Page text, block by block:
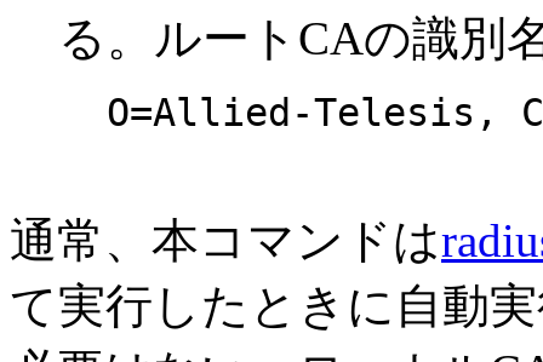
る。ルートCAの識別
O=Allied-Telesis,
通常、本コマンドは
て実行したときに自動